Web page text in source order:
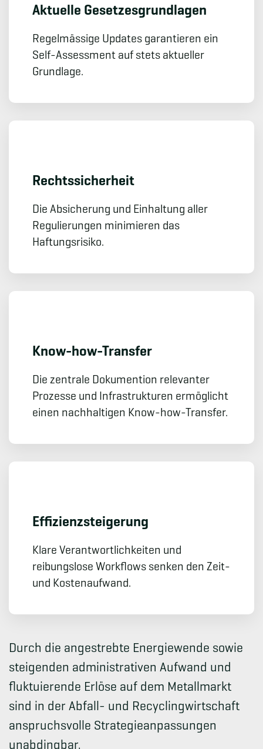
Aktuelle Gesetzes­grundlagen
Regelmässige Updates garantieren ein
Self-Assessment auf stets aktueller
Grundlage.
Rechts­sicherheit
Die Absicherung und Einhaltung aller
Regulierungen minimieren das
Haftungsrisiko.
Know-how-Transfer
Die zentrale Dokumention relevanter
Prozesse und Infrastrukturen ermöglicht
einen nachhaltigen Know-how-Transfer.
Effizienz­steigerung
Klare Verantwortlichkeiten und
reibungslose Workflows senken den Zeit-
und Kostenaufwand.
Durch die angestrebte Energiewende sowie
steigenden administrativen Aufwand und
fluktuierende Erlöse auf dem Metallmarkt
sind in der Abfall- und Recyclingwirtschaft
anspruchsvolle Strategieanpassungen
unabdingbar.